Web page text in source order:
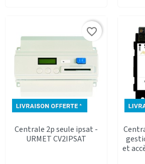
Centrale 2p seule ipsat -
URMET CV2IPSAT
favorite_border
et